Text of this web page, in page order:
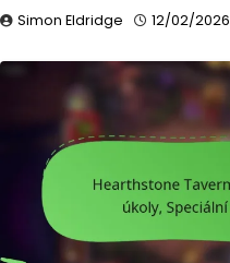
Simon Eldridge 12/02/2026